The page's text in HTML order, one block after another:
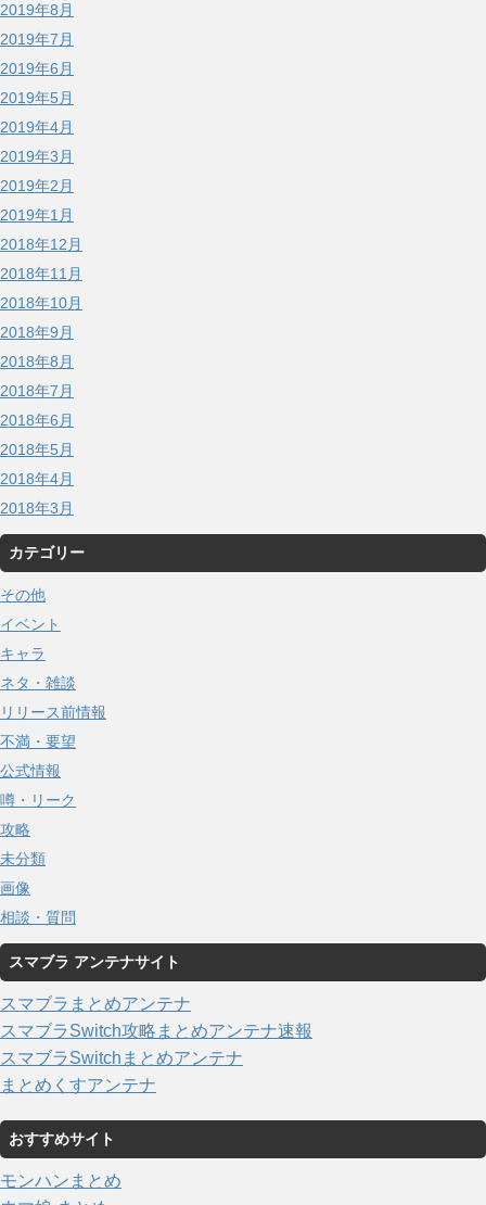
2019年8月
2019年7月
2019年6月
2019年5月
2019年4月
2019年3月
2019年2月
2019年1月
2018年12月
2018年11月
2018年10月
2018年9月
2018年8月
2018年7月
2018年6月
2018年5月
2018年4月
2018年3月
カテゴリー
その他
イベント
キャラ
ネタ・雑談
リリース前情報
不満・要望
公式情報
噂・リーク
攻略
未分類
画像
相談・質問
スマブラ アンテナサイト
スマブラまとめアンテナ
スマブラSwitch攻略まとめアンテナ速報
スマブラSwitchまとめアンテナ
まとめくすアンテナ
おすすめサイト
モンハンまとめ